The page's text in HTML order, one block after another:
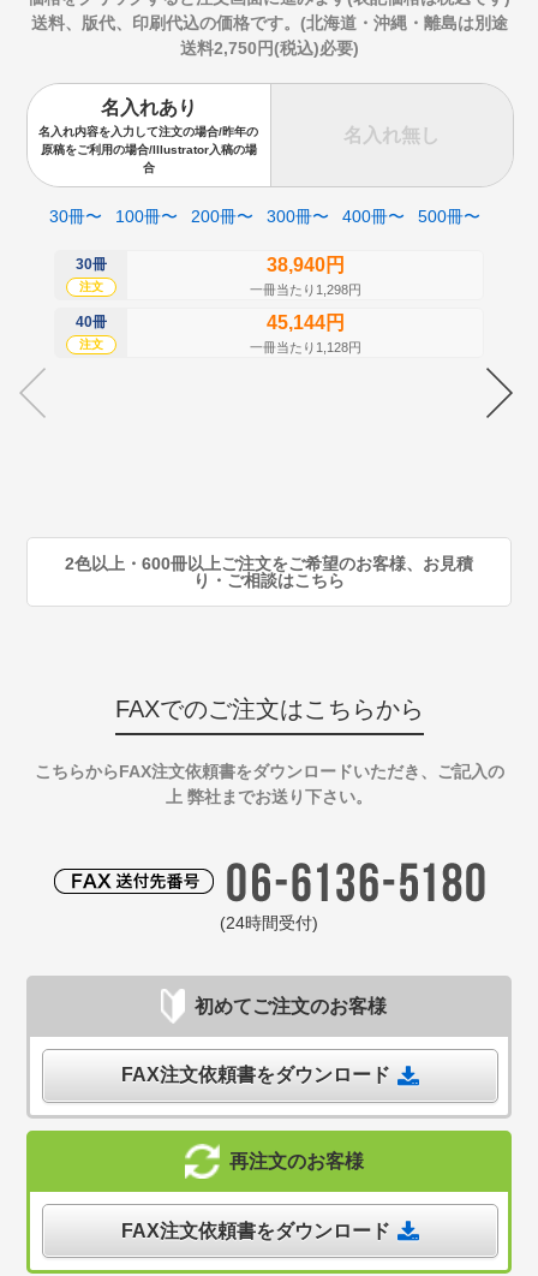
送料、版代、印刷代込の価格です。(北海道・沖縄・離島は別途
送料2,750円(税込)必要)
名入れあり
名入れ内容を入力して注文の場合/昨年の
原稿をご利用の場合/Illustrator入稿の場
合
名入れ無し
30冊〜 100冊〜 200冊〜 300冊〜 400冊〜 500冊〜
30冊
注文
38,940円
一冊当たり1,298円
40冊
注文
45,144円
一冊当たり1,128円
2色以上・600冊以上ご注文をご希望のお客様、お見積
り・ご相談はこちら
FAXでのご注文はこちらから
こちらからFAX注文依頼書をダウンロードいただき、ご記入の
上 弊社までお送り下さい。
(24時間受付)
初めてご注文のお客様
FAX注文依頼書をダウンロード
再注文のお客様
FAX注文依頼書をダウンロード